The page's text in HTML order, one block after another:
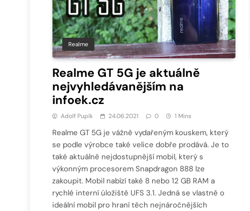
Realme
Realme GT 5G je aktuálně
nejvyhledávanějším na
infoek.cz
Adolf Pupík 24.06.2021 0 1 Mins
Realme GT 5G je vážně vydařeným kouskem, který
se podle výrobce také velice dobře prodává. Je to
také aktuálně nejdostupnější mobil, který s
výkonným procesorem Snapdragon 888 lze
zakoupit. Mobil nabízí také 8 nebo 12 GB RAM a
rychlé interní úložiště UFS 3.1. Jedná se vlastně o
ideální mobil pro hraní těch nejnáročnějších